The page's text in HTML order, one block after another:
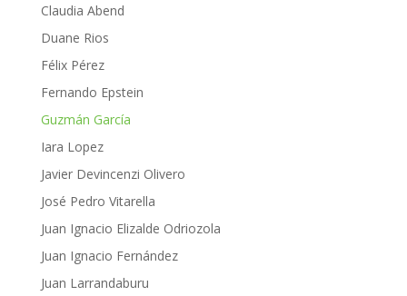
Claudia Abend
Duane Rios
Félix Pérez
Fernando Epstein
Guzmán García
Iara Lopez
Javier Devincenzi Olivero
José Pedro Vitarella
Juan Ignacio Elizalde Odriozola
Juan Ignacio Fernández
Juan Larrandaburu